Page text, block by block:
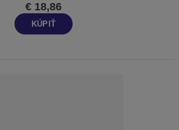
€ 18,86
KÚPIŤ